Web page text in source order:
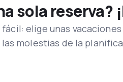
sola reserva?
elige unas
molestias de la